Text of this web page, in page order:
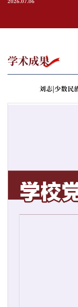
部党委副书记兼副部长吉喆
学术成果
刘志|少数民